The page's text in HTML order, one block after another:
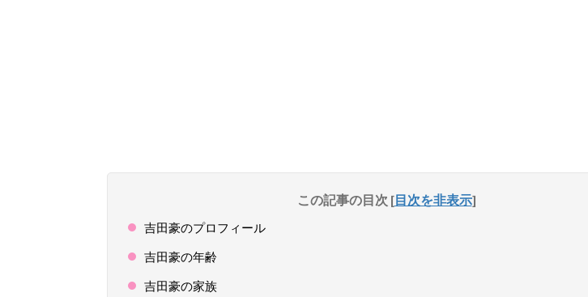
この記事の目次 [目次を非表示]
吉田豪のプロフィール
吉田豪の年齢
吉田豪の家族